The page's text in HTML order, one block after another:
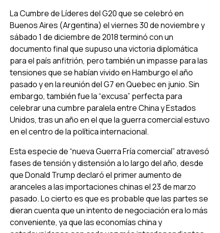
La Cumbre de Líderes del G20 que se celebró en
Buenos Aires (Argentina) el viernes 30 de noviembre y
sábado 1 de diciembre de 2018 terminó con un
documento final que supuso una victoria diplomática
para el país anfitrión, pero también un impasse para las
tensiones que se habían vivido en Hamburgo el año
pasado y en la reunión del G7 en Quebec en junio. Sin
embargo, también fue la “excusa” perfecta para
celebrar una cumbre paralela entre China y Estados
Unidos, tras un año en el que la guerra comercial estuvo
en el centro de la política internacional.
Esta especie de “nueva Guerra Fría comercial” atravesó
fases de tensión y distensión a lo largo del año, desde
que Donald Trump declaró el primer aumento de
aranceles a las importaciones chinas el 23 de marzo
pasado. Lo cierto es que es probable que las partes se
dieran cuenta que un intento de negociación era lo más
conveniente, ya que las economías china y